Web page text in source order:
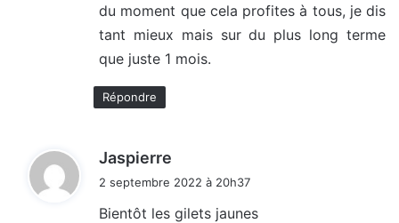
du moment que cela profites à tous, je dis
tant mieux mais sur du plus long terme
que juste 1 mois.
Répondre
Jaspierre
2 septembre 2022 à 20h37
Bientôt les gilets jaunes